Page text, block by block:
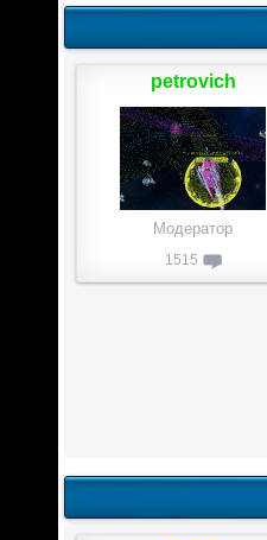
petrovich
Модератор
1515